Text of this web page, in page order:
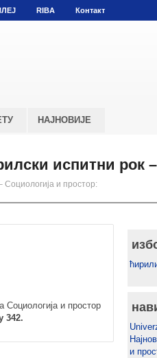
RIBA Контакт
НАЈНОВИЈЕ
испитни рок
и простор:
Социологија и простор
342.
и